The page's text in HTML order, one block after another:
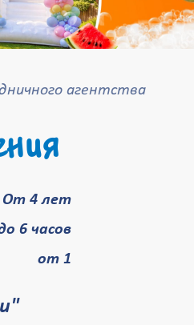
агентства
От 4 лет
6 часов
от 1